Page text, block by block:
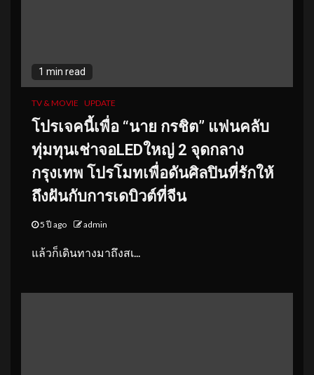
1 min read
TV & MOVIE UPDATE
โปรเจคนี้เพื่อ “นาย​ ​กรชิต” แฟนคลับ
ทุ่มทุนเช่าจอLEDใหญ่ 2 จุดกลาง
กรุงเทพ โปรโมทเพื่อดันศิลปินที่รักให้
ถึงฝันกับการเดบิวต์ที่จีน
5 ปี ago admin
แล้วก็เดินทางมาถึงสเ...